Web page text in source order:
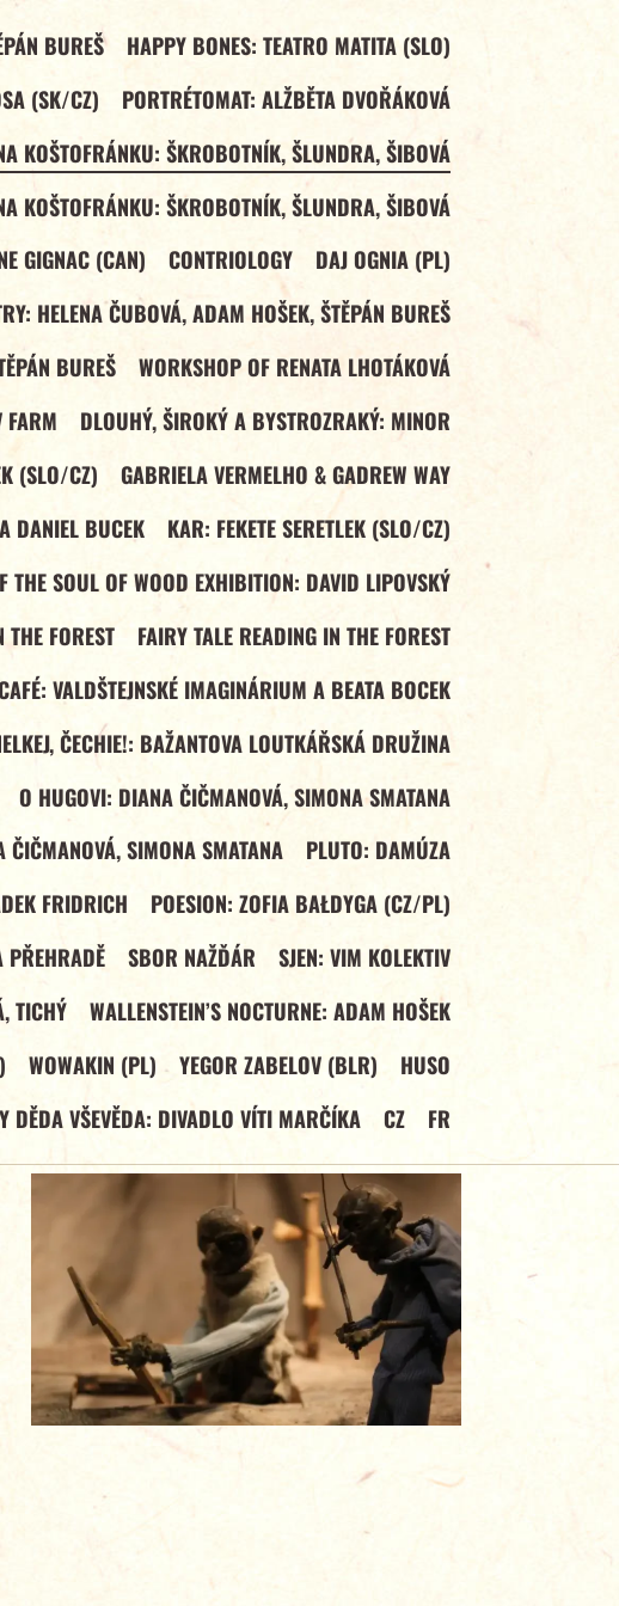
BUREŠ
HAPPY BONES: TEATRO MATITA (SLO)
(SK/CZ)
PORTRÉTOMAT: ALŽBĚTA DVOŘÁKOVÁ
KOŠTOFRÁNKU: ŠKROBOTNÍK, ŠLUNDRA, ŠIBOVÁ
KOŠTOFRÁNKU: ŠKROBOTNÍK, ŠLUNDRA, ŠIBOVÁ
GIGNAC (CAN) CONTRIOLOGY
DAJ OGNIA (PL)
HELENA ČUBOVÁ, ADAM HOŠEK, ŠTĚPÁN BUREŠ
BUREŠ
WORKSHOP OF RENATA LHOTÁKOVÁ
FARM
DLOUHÝ, ŠIROKÝ A BYSTROZRAKÝ: MINOR
(SLO/CZ)
GABRIELA VERMELHO & GADREW WAY
DANIEL BUCEK
KAR: FEKETE SERETLEK (SLO/CZ)
THE SOUL OF WOOD EXHIBITION: DAVID LIPOVSKÝ
FOREST
FAIRY TALE READING IN THE FOREST
VALDŠTEJNSKÉ IMAGINÁRIUM A BEATA BOCEK
ČECHIE!: BAŽANTOVA LOUTKÁŘSKÁ DRUŽINA
O HUGOVI: DIANA ČIČMANOVÁ, SIMONA SMATANA
SIMONA SMATANA
PLUTO: DAMÚZA
FRIDRICH
POESION: ZOFIA BAŁDYGA (CZ/PL)
PŘEHRADĚ SBOR NAŽĎÁR
SJEN: VIM KOLEKTIV
TICHÝ
WALLENSTEIN’S NOCTURNE: ADAM HOŠEK
WOWAKIN (PL) YEGOR ZABELOV (BLR)
HUSO
DĚDA VŠEVĚDA: DIVADLO VÍTI MARČÍKA CZ FR